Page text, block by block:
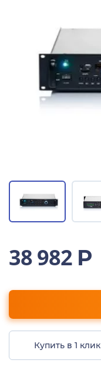
38 982 Р
Купить в 1 клик